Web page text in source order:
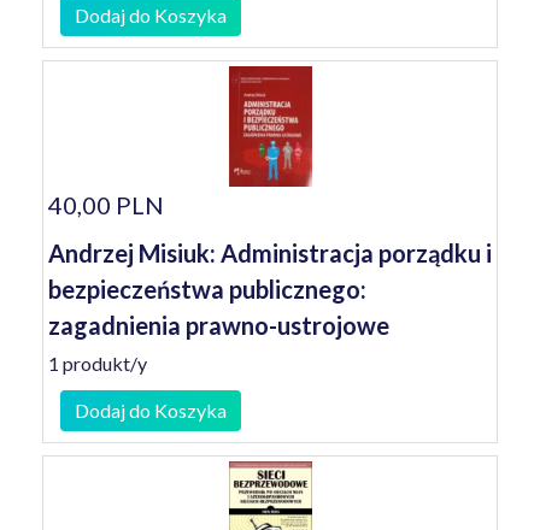
Dodaj do Koszyka
40,00 PLN
Andrzej Misiuk: Administracja porządku i
bezpieczeństwa publicznego:
zagadnienia prawno-ustrojowe
1 produkt/y
Dodaj do Koszyka